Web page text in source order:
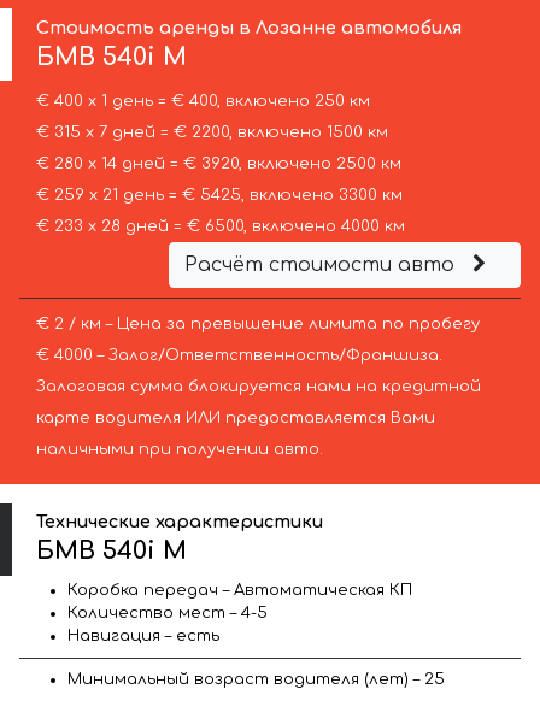
Стоимость аренды в Лозанне автомобиля
БМВ 540i M
€ 400 х 1 день = € 400, включено 250 км
€ 315 х 7 дней = € 2200, включено 1500 км
€ 280 х 14 дней = € 3920, включено 2500 км
€ 259 х 21 день = € 5425, включено 3300 км
€ 233 х 28 дней = € 6500, включено 4000 км
Расчёт стоимости авто
€ 2 / км – Цена за превышение лимита по пробегу
€ 4000 – Залог/Ответственность/Франшиза.
Залоговая сумма блокируется нами на кредитной
карте водителя ИЛИ предоставляется Вами
наличными при получении авто.
Технические характеристики
БМВ 540i M
Коробка передач – Автоматическая КП
Количество мест – 4-5
Навигация – есть
Минимальный возраст водителя (лет) – 25